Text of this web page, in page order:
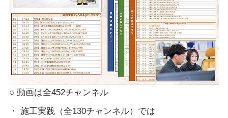
○ 動画は全452チャンネル
・ 施工実践（全130チャンネル）では